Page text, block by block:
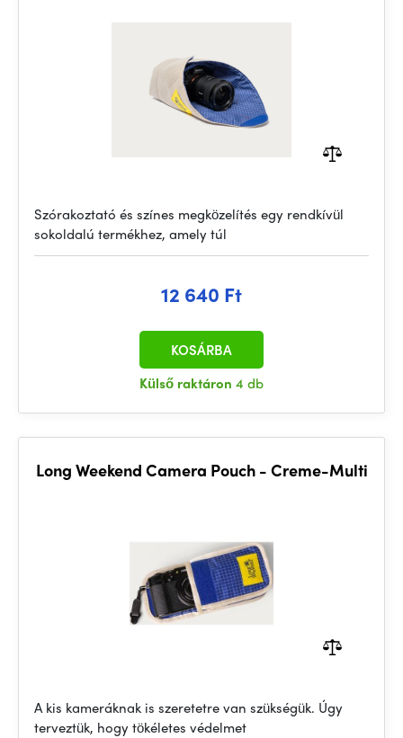
Szórakoztató és színes megközelítés egy rendkívül
sokoldalú termékhez, amely túl
12 640 Ft
Külső raktáron 4 db
KOSÁRBA
Long Weekend Camera Pouch - Creme-Multi
A kis kameráknak is szeretetre van szükségük. Úgy
terveztük, hogy tökéletes védelmet